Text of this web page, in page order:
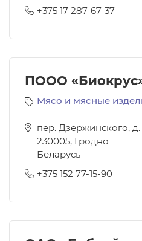
+375 17 287-67-37
ПООО
Мясо и мясные
пер. Дзержинского, д.
230005, Гродно
Беларусь
+375 152 77-15-90